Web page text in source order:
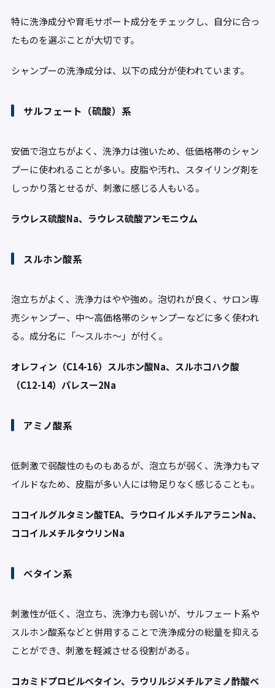
特に洗浄成分や育毛サポート成分をチェックし、自分に合っ
たものを選ぶことが大切です。
シャンプーの洗浄成分は、以下の成分が使われています。
サルフェート（硫酸）系
安価で泡立ちがよく、洗浄力は強いため、低価格帯のシャン
プーに使われることが多い。皮脂や汚れ、スタイリング剤を
しっかり落とせるが、刺激に感じる人もいる。
ラウレス硫酸Na、ラウレス硫酸アンモニウム
スルホン酸系
泡立ちがよく、洗浄力はやや強め。泡切れが良く、サロン専
売シャンプー、中～高価格帯のシャンプーなどに多く使われ
る。成分名に「～スルホ～」が付く。
オレフィン（C14-16）スルホン酸Na、スルホコハク酸
（C12-14）パレスー2Na
アミノ酸系
低刺激で弱酸性のものもあるが、泡立ちが弱く、洗浄力もマ
イルドなため、皮脂が多い人には物足りなく感じることも。
ココイルグルタミン酸TEA、ラウロイルメチルアラニンNa、
ココイルメチルタウリンNa
ベタイン系
刺激性が低く、泡立ち、洗浄力も弱いが、サルフェート系や
スルホン酸系などと併用することで洗浄成分の総量を抑える
ことができ、刺激を軽減させる役割がある。
コカミドプロピルベタイン、ラウリルジメチルアミノ酢酸ベ